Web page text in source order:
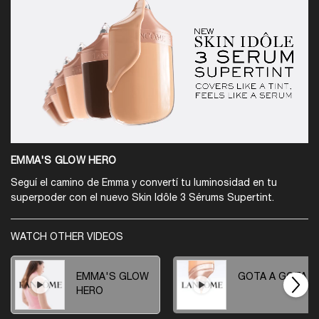
EMMA'S GLOW HERO
Seguí el camino de Emma y convertí tu luminosidad en tu
superpoder con el nuevo Skin Idôle 3 Sérums Supertint.
WATCH OTHER VIDEOS
EMMA'S GLOW
HERO
GOTA A GOTA